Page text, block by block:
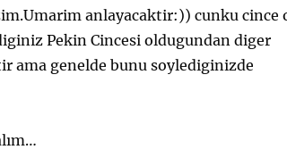
anlayacaktir:)) cunku cince
Pekin Cincesi oldugundan diger
ama genelde bunu soylediginizde